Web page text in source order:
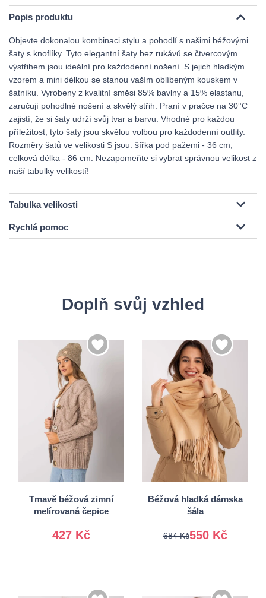
Popis produktu
Objevte dokonalou kombinaci stylu a pohodlí s našimi béžovými
šaty s knoflíky. Tyto elegantní šaty bez rukávů se čtvercovým
výstřihem jsou ideální pro každodenní nošení. S jejich hladkým
vzorem a mini délkou se stanou vaším oblíbeným kouskem v
šatníku. Vyrobeny z kvalitní směsi 85% bavlny a 15% elastanu,
zaručují pohodlné nošení a skvělý střih. Praní v pračce na 30°C
zajistí, že si šaty udrží svůj tvar a barvu. Vhodné pro každou
příležitost, tyto šaty jsou skvělou volbou pro každodenní outfity.
Rozměry šatů ve velikosti S jsou: šířka pod pažemi - 36 cm,
celková délka - 86 cm. Nezapomeňte si vybrat správnou velikost z
naší tabulky velikostí!
Tabulka velikosti
Rychlá pomoc
Doplň svůj vzhled
Tmavě béžová zimní
melírovaná čepice
427 Kč
Univerzální
Béžová hladká dámska
šála
550 Kč
684 Kč
Univerzální